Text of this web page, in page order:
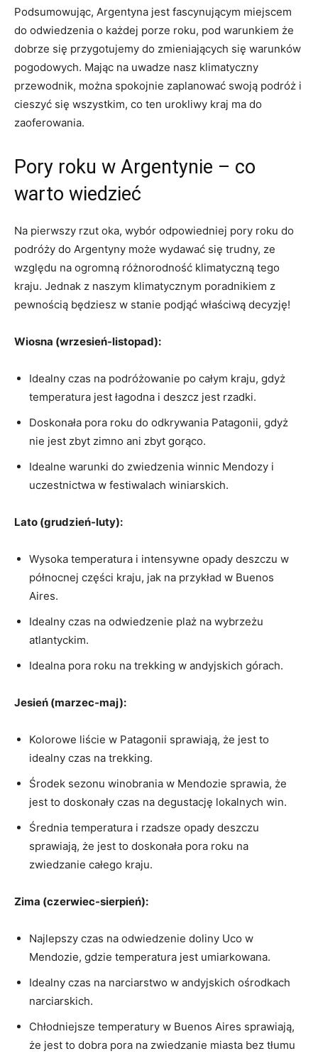
Podsumowując, Argentyna ​jest fascynującym miejscem
do ⁢odwiedzenia o każdej porze roku, pod⁢ warunkiem że
⁢dobrze się przygotujemy do ‌zmieniających się warunków
pogodowych. Mając na uwadze ‍nasz‍ klimatyczny
przewodnik, można spokojnie ‍zaplanować swoją podróż i​
cieszyć się wszystkim, co ten urokliwy kraj ma‍ do
zaoferowania.
Pory roku w Argentynie – co
warto wiedzieć
Na‌ pierwszy rzut oka, wybór odpowiedniej pory⁤ roku‌ do
podróży‌ do Argentyny może wydawać się ​trudny, ze
względu na ogromną ⁢różnorodność klimatyczną ⁣tego
kraju. Jednak z naszym⁢ klimatycznym poradnikiem z
pewnością będziesz w ​stanie podjąć właściwą decyzję!
Wiosna (wrzesień-listopad):
Idealny czas na podróżowanie ⁢po całym kraju, gdyż
temperatura⁢ jest łagodna i deszcz jest rzadki.
Doskonała pora ⁢roku do odkrywania Patagonii, gdyż
nie jest zbyt​ zimno ani zbyt gorąco.
Idealne warunki do zwiedzenia winnic Mendozy i
uczestnictwa w festiwalach winiarskich.
Lato (grudzień-luty):
Wysoka temperatura i intensywne opady deszczu ‌w
⁢północnej części kraju, ⁢jak na przykład w Buenos
Aires.
Idealny czas na odwiedzenie plaż na wybrzeżu
atlantyckim.
Idealna pora roku na trekking w andyjskich górach.
Jesień (marzec-maj):
Kolorowe liście w ⁢Patagonii sprawiają, że jest to
idealny czas na trekking.
Środek sezonu winobrania w Mendozie sprawia,⁢ że
jest to doskonały czas na degustację lokalnych win.
Średnia temperatura⁢ i ⁤rzadsze ⁢opady deszczu
sprawiają, że ⁢jest to doskonała pora roku ‌na
zwiedzanie ⁢całego kraju.
Zima (czerwiec-sierpień):
Najlepszy czas na odwiedzenie doliny Uco w
Mendozie, gdzie temperatura jest umiarkowana.
Idealny czas na narciarstwo w⁣ andyjskich ośrodkach
narciarskich.
Chłodniejsze temperatury w Buenos Aires sprawiają,
że jest to dobra pora‌ na zwiedzanie miasta bez tłumu